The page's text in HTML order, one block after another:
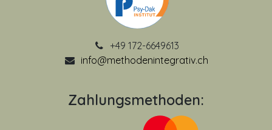
+49 172-6649613
info@methodenintegrativ.ch
Zahlungsmethoden: